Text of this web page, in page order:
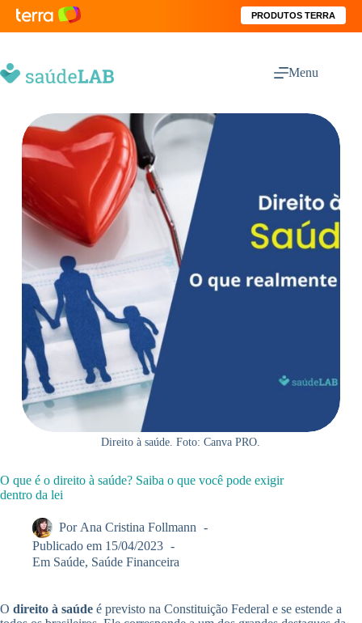
PRODUTOS TERRA
Menu
Direito à saúde. Foto: Canva PRO.
O que é o direito à saúde? Saiba o que você pode exigir
dentro da lei
Por Ana Cristina Follmann
Publicado em 15/04/2023
Em Saúde, Saúde Financeira
O direito à saúde é previsto na Constituição Federal e se estende a